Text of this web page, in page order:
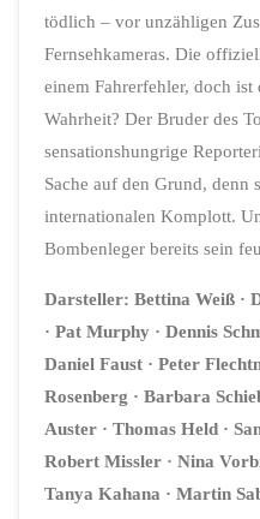
tödlich – vor unzähligen
Fernsehkameras. Die
einem Fahrerfehler, doch ist
Wahrheit? Der Bruder des
sensationshungrige
Sache auf den Grund, denn
internationalen Komplott.
Bombenleger bereits sein
Darsteller: Bettina Weiß ·
· Pat Murphy · Dennis
Daniel Faust · Peter
Rosenberg · Barbara
Auster ·Thomas Held ·
Robert Missler · Nina
Tanya Kahana · Martin